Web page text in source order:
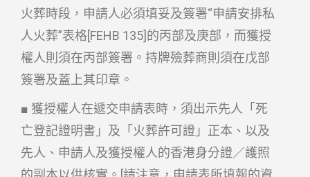
火葬時段，申請人必須填妥及簽署“申請安排私
人火葬”表格[FEHB 135]的丙部及庚部，而獲授
權人則須在丙部簽署。持牌殮葬商則須在戊部
簽署及蓋上其印章。
■ 獲授權人在遞交申請表時，須出示先人「死
亡登記證明書」及「火葬許可證」正本、以及
先人、申請人及獲授權人的香港身分證／護照